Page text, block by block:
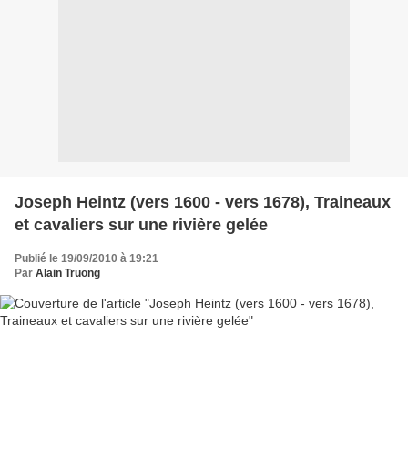
Joseph Heintz (vers 1600 - vers 1678), Traineaux
et cavaliers sur une rivière gelée
Publié le 19/09/2010 à 19:21
Par Alain Truong